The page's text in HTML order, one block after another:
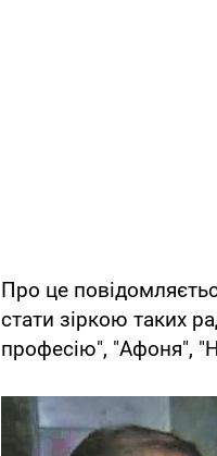
Про це
стати зіркою таких
професію", "Афоня",